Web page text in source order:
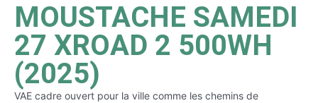
MOUSTACHE SAMEDI
27 XROAD 2 500WH
(2025)
VAE cadre ouvert pour la ville comme les chemins de